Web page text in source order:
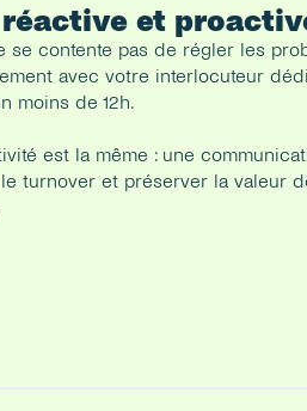
et
se contente pas de régler les
avec votre interlocuteur
moins de 12h.
est la même : une
turnover et préserver la valeur